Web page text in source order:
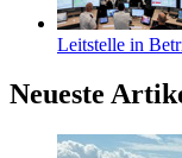
Leitstelle in
Neueste